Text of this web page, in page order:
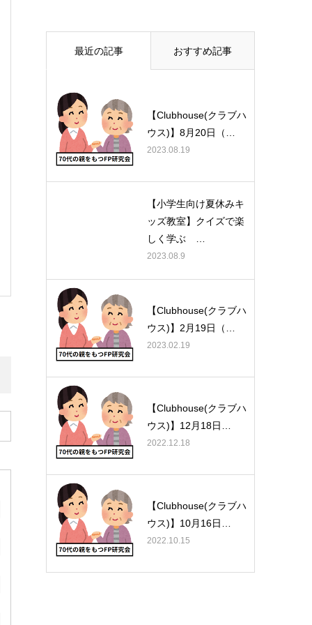
最近の記事 おすすめ記事
【Clubhouse(クラブハ
ウス)】8月20日（…
2023.08.19
【小学生向け夏休みキ
ッズ教室】クイズで楽
しく学ぶ …
2023.08.9
【Clubhouse(クラブハ
ウス)】2月19日（…
2023.02.19
【Clubhouse(クラブハ
ウス)】12月18日…
2022.12.18
【Clubhouse(クラブハ
ウス)】10月16日…
2022.10.15